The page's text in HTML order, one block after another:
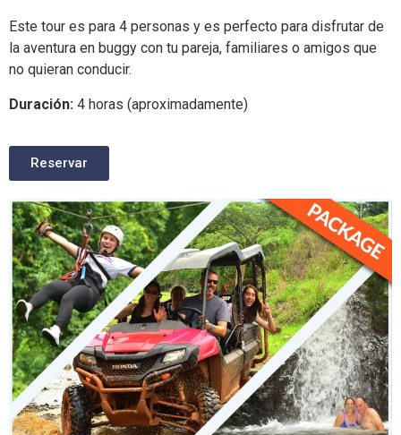
Este tour es para 4 personas y es perfecto para disfrutar de
la aventura en buggy con tu pareja, familiares o amigos que
no quieran conducir.
Duración: 4 horas (aproximadamente)
Reservar